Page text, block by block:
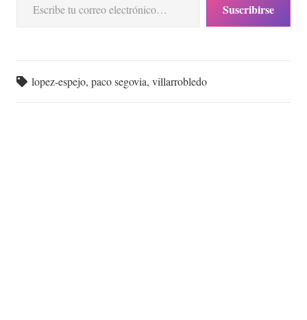
Suscribirse
lopez-espejo,paco segovia,villarrobledo